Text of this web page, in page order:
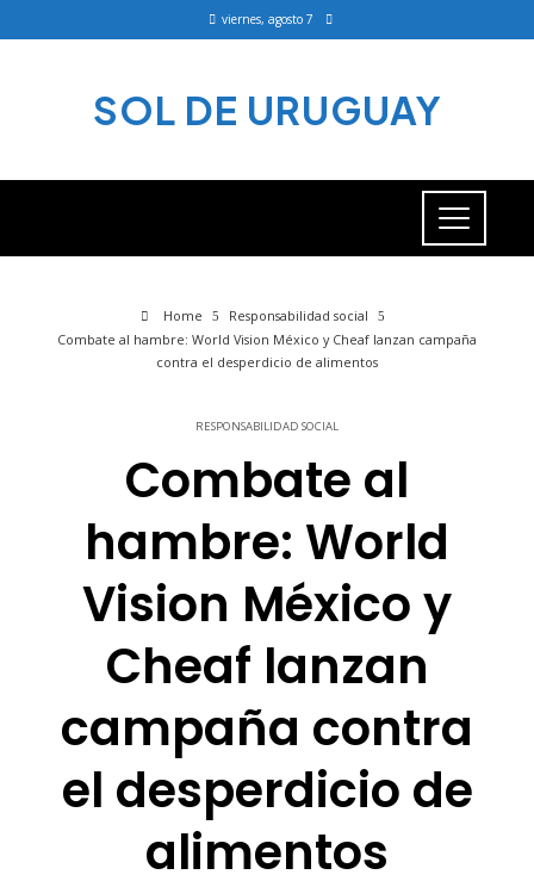
viernes, agosto 7
SOL DE URUGUAY
Home
Responsabilidad social
Combate al hambre: World Vision México y Cheaf lanzan campaña
contra el desperdicio de alimentos
RESPONSABILIDAD SOCIAL
Combate al
hambre: World
Vision México y
Cheaf lanzan
campaña contra
el desperdicio de
alimentos